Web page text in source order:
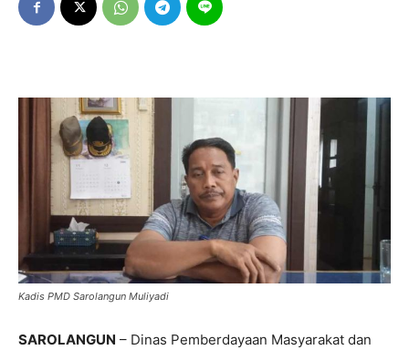
Kadis PMD Sarolangun Muliyadi
SAROLANGUN – Dinas Pemberdayaan Masyarakat dan